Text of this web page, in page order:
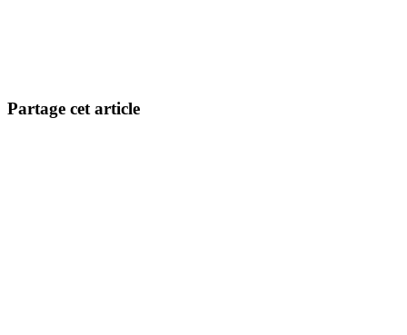
Partage cet article